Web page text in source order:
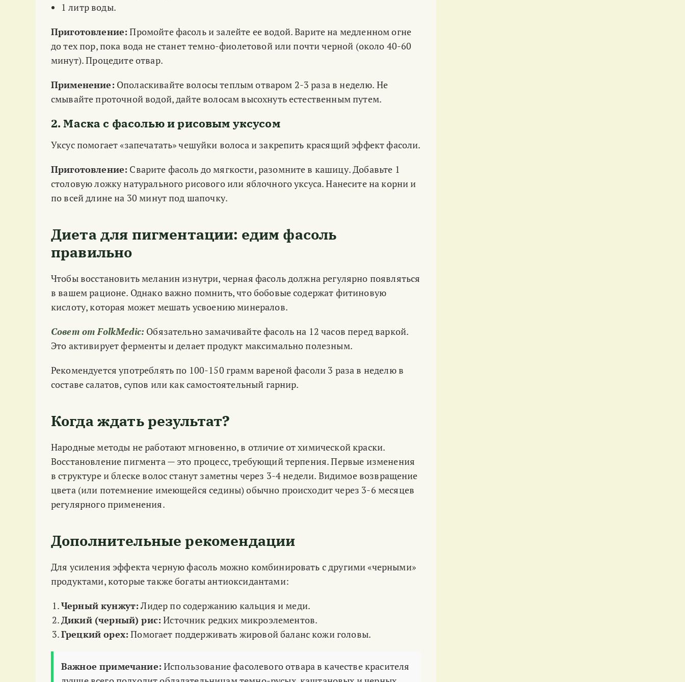
1 литр воды.
Приготовление: Промойте фасоль и залейте ее водой. Варите на медленном огне
до тех пор, пока вода не станет темно-фиолетовой или почти черной (около 40-60
минут). Процедите отвар.
Применение: Ополаскивайте волосы теплым отваром 2-3 раза в неделю. Не
смывайте проточной водой, дайте волосам высохнуть естественным путем.
2. Маска с фасолью и рисовым уксусом
Уксус помогает «запечатать» чешуйки волоса и закрепить красящий эффект фасоли.
Приготовление: Сварите фасоль до мягкости, разомните в кашицу. Добавьте 1
столовую ложку натурального рисового или яблочного уксуса. Нанесите на корни и
по всей длине на 30 минут под шапочку.
Диета для пигментации: едим фасоль
правильно
Чтобы восстановить меланин изнутри, черная фасоль должна регулярно появляться
в вашем рационе. Однако важно помнить, что бобовые содержат фитиновую
кислоту, которая может мешать усвоению минералов.
Совет от FolkMedic: Обязательно замачивайте фасоль на 12 часов перед варкой.
Это активирует ферменты и делает продукт максимально полезным.
Рекомендуется употреблять по 100-150 грамм вареной фасоли 3 раза в неделю в
составе салатов, супов или как самостоятельный гарнир.
Когда ждать результат?
Народные методы не работают мгновенно, в отличие от химической краски.
Восстановление пигмента — это процесс, требующий терпения. Первые изменения
в структуре и блеске волос станут заметны через 3-4 недели. Видимое возвращение
цвета (или потемнение имеющейся седины) обычно происходит через 3-6 месяцев
регулярного применения.
Дополнительные рекомендации
Для усиления эффекта черную фасоль можно комбинировать с другими «черными»
продуктами, которые также богаты антиоксидантами:
Черный кунжут: Лидер по содержанию кальция и меди.
Дикий (черный) рис: Источник редких микроэлементов.
Грецкий орех: Помогает поддерживать жировой баланс кожи головы.
Важное примечание: Использование фасолевого отвара в качестве красителя